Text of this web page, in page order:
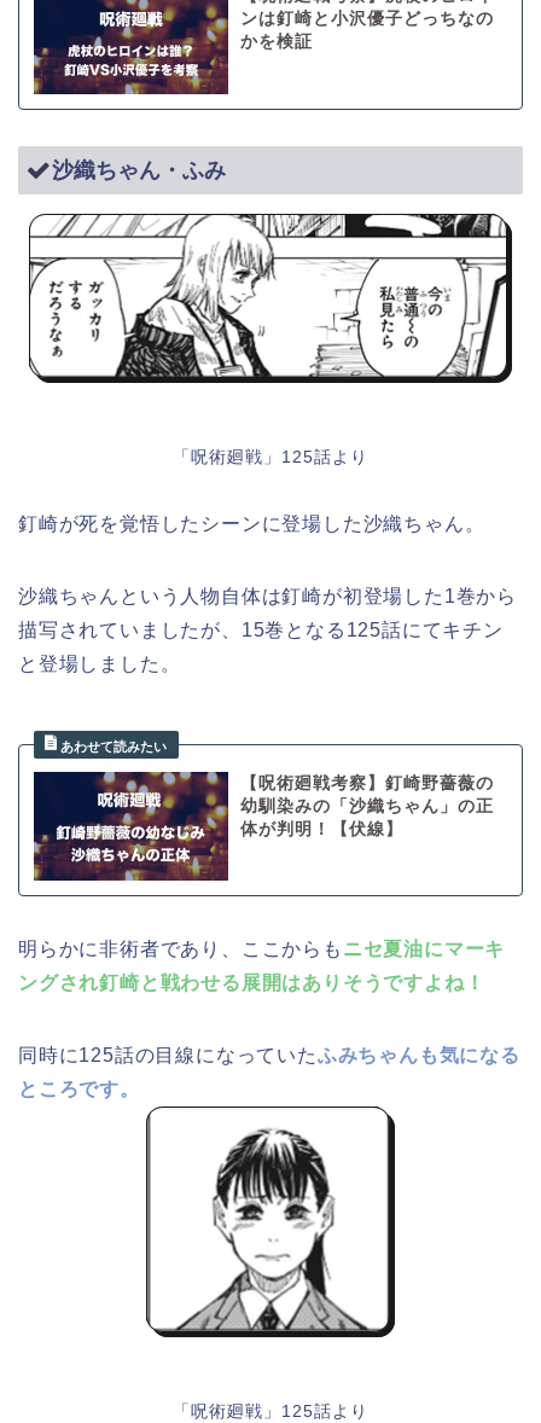
ンは釘崎と小沢優子どっちなの
かを検証
沙織ちゃん・ふみ
「呪術廻戦」125話より
釘崎が死を覚悟したシーンに登場した沙織ちゃん。
沙織ちゃんという人物自体は釘崎が初登場した1巻から
描写されていましたが、15巻となる125話にてキチン
と登場しました。
【呪術廻戦考察】釘崎野薔薇の
幼馴染みの「沙織ちゃん」の正
体が判明！【伏線】
明らかに非術者であり、ここからも ニセ夏油にマーキ
ングされ釘崎と戦わせる展開はありそうですよね！
同時に125話の目線になっていたふみちゃんも気になる
ところです。
「呪術廻戦」125話より